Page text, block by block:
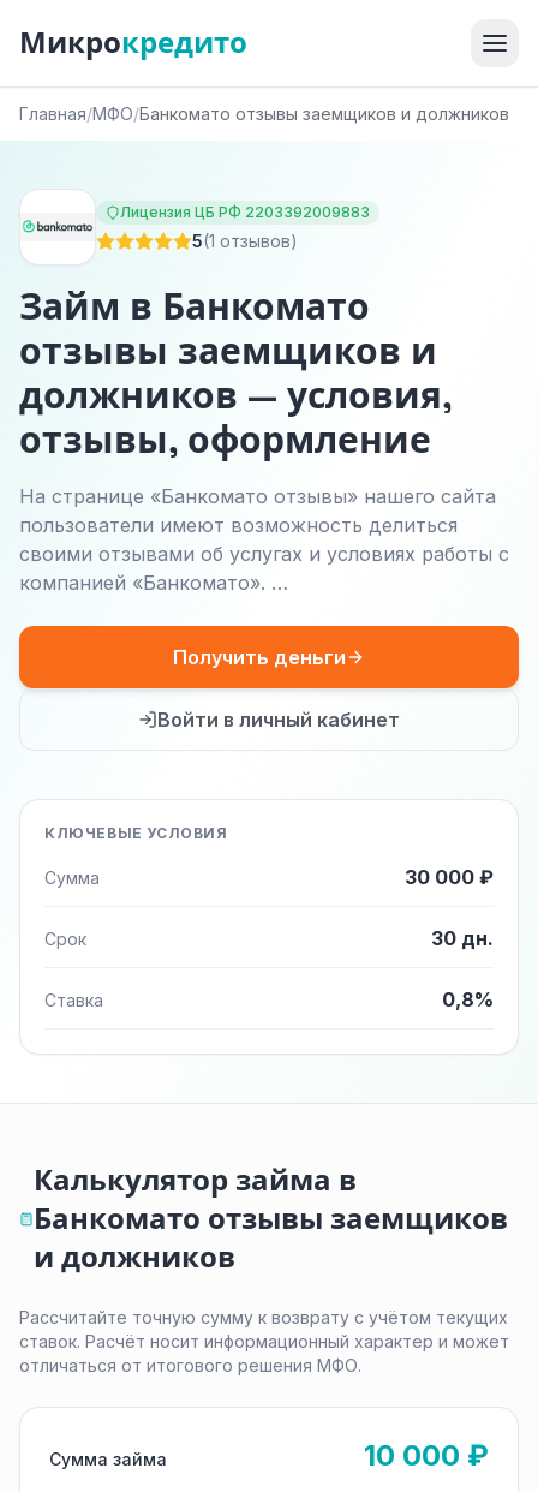
Микрокредито
Главная/МФО/Банкомато отзывы заемщиков и должников
Лицензия ЦБ РФ 2203392009883
5(1 отзывов)
Займ в Банкомато
отзывы заемщиков и
должников — условия,
отзывы, оформление
На странице «Банкомато отзывы» нашего сайта
пользователи имеют возможность делиться
своими отзывами об услугах и условиях работы с
компанией «Банкомато». …
Получить деньги
Войти в личный кабинет
КЛЮЧЕВЫЕ УСЛОВИЯ
Сумма 30 000 ₽
Срок 30 дн.
Ставка 0,8%
Калькулятор займа в
Банкомато отзывы заемщиков
и должников
Рассчитайте точную сумму к возврату с учётом текущих
ставок. Расчёт носит информационный характер и может
отличаться от итогового решения МФО.
Сумма займа 10 000 ₽